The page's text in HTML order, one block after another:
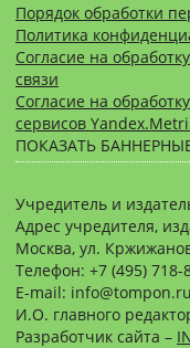
Порядок обработки
Политика
Согласие на
связи
Согласие на
сервисов
ПОКАЗАТЬ
Учредитель и
Адрес учредителя,
Москва, ул.
Телефон: +7 (495) 718-
E-mail: info@tompon.ru
И.О. главного
Разработчик сайта –